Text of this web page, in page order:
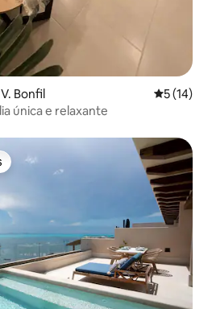
Bonfil 5 de uma
5 (14)
única e relaxante